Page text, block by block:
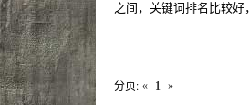
之间，关键词排名比较好
分页: « 1 »